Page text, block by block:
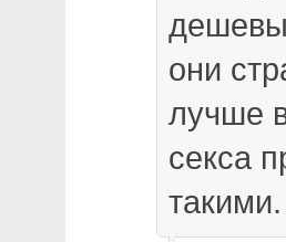
они
лучше
секса
такими.